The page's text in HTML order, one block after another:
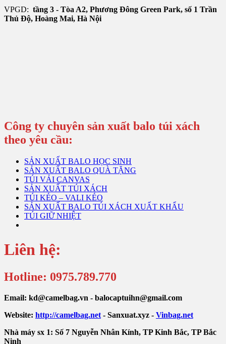
VPGD: tầng 3 - Tòa A2, Phương Đông Green Park, số 1 Trần
Thủ Độ, Hoàng Mai, Hà Nội
Công ty chuyên sản xuất balo túi xách
theo yêu cầu:
SẢN XUẤT BALO HỌC SINH
SẢN XUẤT BALO QUÀ TẶNG
TÚI VẢI CANVAS
SẢN XUẤT TÚI XÁCH
TÚI KÉO – VALI KÉO
SẢN XUẤT BALO TÚI XÁCH XUẤT KHẨU
TÚI GIỮ NHIỆT
Liên hệ:
Hotline: 0975.789.770
Email: kd@camelbag.vn - balocaptuihn@gmail.com
Website: http://camelbag.net- Sanxuat.xyz - Vinbag.net
Nhà máy sx 1: Số 7 Nguyễn Nhân Kính, TP Kinh Bắc, TP Bắc
Ninh